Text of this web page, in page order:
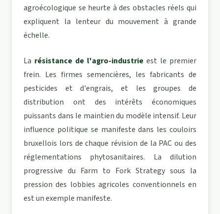
agroécologique se heurte à des obstacles réels qui
expliquent la lenteur du mouvement à grande
échelle.
La résistance de l'agro-industrie est le premier
frein. Les firmes semencières, les fabricants de
pesticides et d'engrais, et les groupes de
distribution ont des intérêts économiques
puissants dans le maintien du modèle intensif. Leur
influence politique se manifeste dans les couloirs
bruxellois lors de chaque révision de la PAC ou des
réglementations phytosanitaires. La dilution
progressive du Farm to Fork Strategy sous la
pression des lobbies agricoles conventionnels en
est un exemple manifeste.